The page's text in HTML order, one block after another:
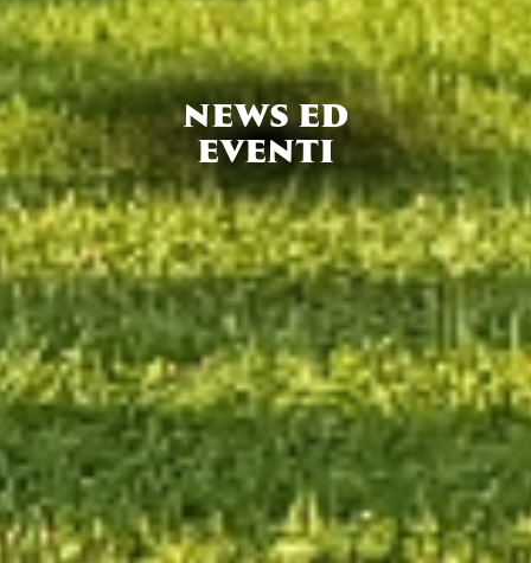
NEWS ED
EVENTI